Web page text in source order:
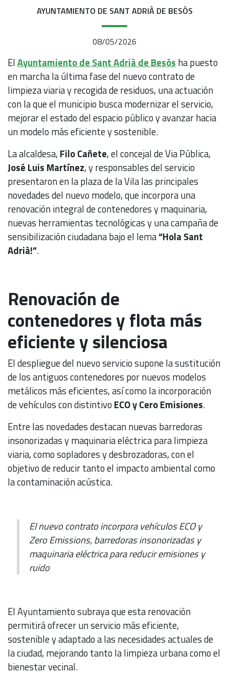
AYUNTAMIENTO DE SANT ADRIÀ DE BESÒS
08/05/2026
ElAyuntamiento de Sant Adrià de Besòs ha puesto
en marcha la última fase del nuevo contrato de
limpieza viaria y recogida de residuos, una actuación
con la que el municipio busca modernizar el servicio,
mejorar el estado del espacio público y avanzar hacia
un modelo más eficiente y sostenible.
La alcaldesa, Filo Cañete, el concejal de Via Pública,
José Luis Martínez, y responsables del servicio
presentaron en la plaza de la Vila las principales
novedades del nuevo modelo, que incorpora una
renovación integral de contenedores y maquinaria,
nuevas herramientas tecnológicas y una campaña de
sensibilización ciudadana bajo el lema“Hola Sant
Adrià!”.
Renovación de
contenedores y flota más
eficiente y silenciosa
El despliegue del nuevo servicio supone la sustitución
de los antiguos contenedores por nuevos modelos
metálicos más eficientes, así como la incorporación
de vehículos con distintivo ECO y Cero Emisiones.
Entre las novedades destacan nuevas barredoras
insonorizadas y maquinaria eléctrica para limpieza
viaria, como sopladores y desbrozadoras, con el
objetivo de reducir tanto el impacto ambiental como
la contaminación acústica.
El nuevo contrato incorpora vehículos ECO y
Zero Emissions, barredoras insonorizadas y
maquinaria eléctrica para reducir emisiones y
ruido
El Ayuntamiento subraya que esta renovación
permitirá ofrecer un servicio más eficiente,
sostenible y adaptado a las necesidades actuales de
la ciudad, mejorando tanto la limpieza urbana como el
bienestar vecinal.